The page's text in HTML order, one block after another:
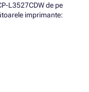
L3527CDW de pe
imprimante: